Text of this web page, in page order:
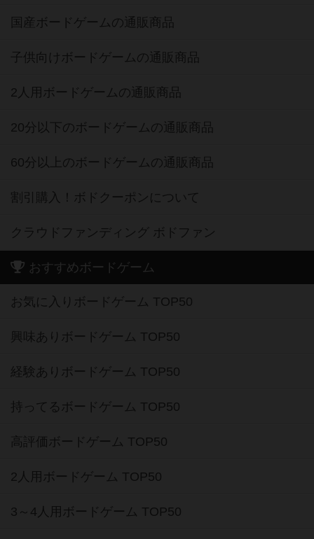
国産ボードゲームの通販商品
子供向けボードゲームの通販商品
2人用ボードゲームの通販商品
20分以下のボードゲームの通販商品
60分以上のボードゲームの通販商品
割引購入！ボドクーポンについて
クラウドファンディング ボドファン
おすすめボードゲーム
お気に入りボードゲーム TOP50
興味ありボードゲーム TOP50
経験ありボードゲーム TOP50
持ってるボードゲーム TOP50
高評価ボードゲーム TOP50
2人用ボードゲーム TOP50
3～4人用ボードゲーム TOP50